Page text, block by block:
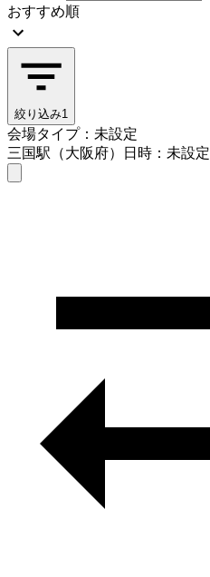
おすすめ順
絞り込み1
会場タイプ：未設定
三国駅（大阪府）
日時：未設定